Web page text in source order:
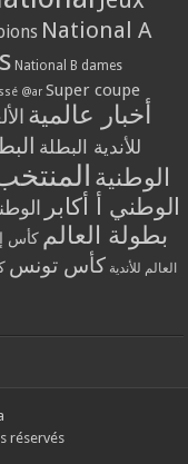
National A
National B dames
@ar Super coupe
أخبار عالمية
للأندية البطلة
الوطنية
الوطني أ أكابر
بطولة العالم كأس
العالم للأندية كأس تونس
réservés